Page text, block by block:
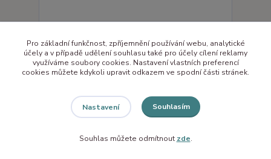
Pro základní funkčnost, zpříjemnění používání webu, analytické
účely a v případě udělení souhlasu také pro účely cílení reklamy
využíváme soubory cookies. Nastavení vlastních preferencí
cookies můžete kdykoli upravit odkazem ve spodní části stránek.
Nastavení Souhlasím
Souhlas můžete odmítnout zde.